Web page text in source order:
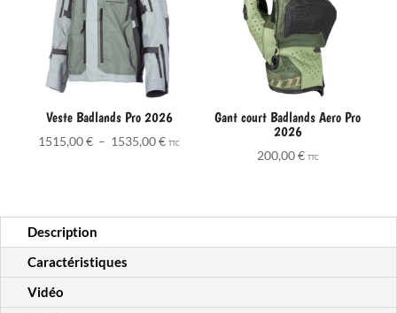
Veste Badlands Pro 2026
1515,00€ – 1535,00€Plage
à
TTC
Gant court Badlands Aero Pro
2026
200,00€ TTC
Description
Caractéristiques
Vidéo